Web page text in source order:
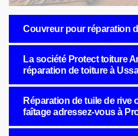
Couvreur pour réparation
La société Protect toiture
réparation de toiture à
Réparation de tuile de rive
faîtage adressez-vous à